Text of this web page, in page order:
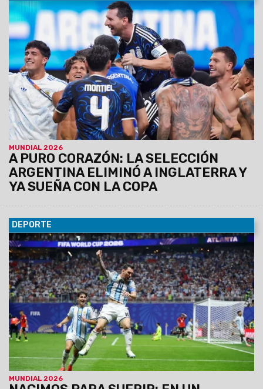
MUNDIAL 2026
A PURO CORAZÓN: LA SELECCIÓN
ARGENTINA ELIMINÓ A INGLATERRA Y
YA SUEÑA CON LA COPA
16/07/2026 En un partido electrizante, jugó y luchó por
millones y se regaló un triunfo para toda la vida; ahora
espera España, para coronar un Mundial inolvidable.
DEPORTE
MUNDIAL 2026
08/07/2026 “Otro milagro de Messi” y “Es un mito”: las
portadas de los diarios del mundo tras el épico triunfo de
Argentina sobre Egipto en el Mundial. La prensa internacional
también elogió otra memorable actuación del astro
albiceleste.